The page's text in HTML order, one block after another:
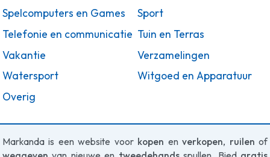
Spelcomputers en Games
Sport
Telefonie en communicatie Tuin en Terras
Vakantie
Verzamelingen
Watersport
Witgoed en Apparatuur
Overig
Markanda is een website voor kopen enverkopen, ruilen of